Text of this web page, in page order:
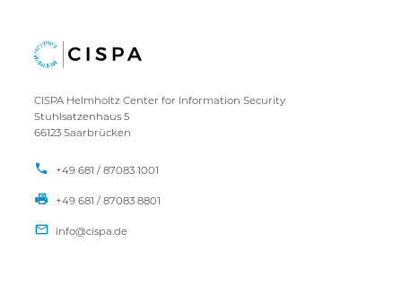
CISPA Helmholtz Center for Information Security
Stuhlsatzenhaus 5
66123 Saarbrücken
+49 681 / 87083 1001
+49 681 / 87083 8801